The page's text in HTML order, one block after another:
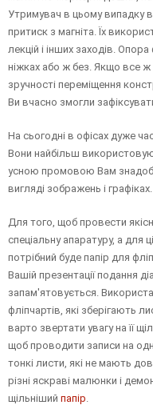
Утримувач в цьому випадку
притиск з магніта. Їх
лекцій і інших заходів.
ніжках або ж без. Якщо все
зручності переміщення
Ви вчасно змогли
На сьогодні в офісах дуже
Вони найбільш
усною промовою Вам
вигляді зображень і графіках.
Для того, щоб провести
спеціальну апаратуру, а для
потрібний буде папір для
Вашій презентації подання
запам'ятовується.
фліпчартів, які зберігають
варто звертати увагу на її
щоб проводити записи на
тонкі листи, які не мають
різні яскраві малюнки і
щільніший папір.